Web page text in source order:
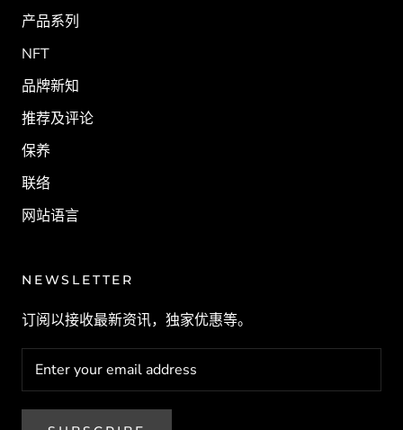
产品系列
NFT
品牌新知
推荐及评论
保养
联络
网站语言
NEWSLETTER
订阅以接收最新资讯，独家优惠等。